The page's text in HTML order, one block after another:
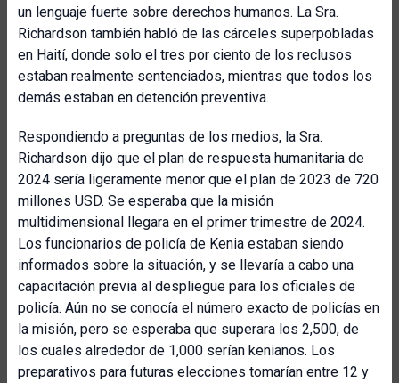
un lenguaje fuerte sobre derechos humanos. La Sra.
Richardson también habló de las cárceles superpobladas
en Haití, donde solo el tres por ciento de los reclusos
estaban realmente sentenciados, mientras que todos los
demás estaban en detención preventiva.
Respondiendo a preguntas de los medios, la Sra.
Richardson dijo que el plan de respuesta humanitaria de
2024 sería ligeramente menor que el plan de 2023 de 720
millones USD. Se esperaba que la misión
multidimensional llegara en el primer trimestre de 2024.
Los funcionarios de policía de Kenia estaban siendo
informados sobre la situación, y se llevaría a cabo una
capacitación previa al despliegue para los oficiales de
policía. Aún no se conocía el número exacto de policías en
la misión, pero se esperaba que superara los 2,500, de
los cuales alrededor de 1,000 serían kenianos. Los
preparativos para futuras elecciones tomarían entre 12 y